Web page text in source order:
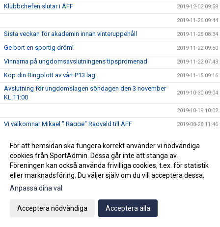
Klubbchefen slutar i ÄFF 2019-12-02 09:58
2019-11-26 09:44
Sista veckan för akademin innan vinteruppehåll 2019-11-25 08:34
Ge bort en sportig dröm! 2019-11-22 09:50
Vinnarna på ungdomsavslutningens tipspromenad 2019-11-22 07:43
Köp din Bingolott av vårt P13 lag 2019-11-15 09:16
Avslutning för ungdomslagen söndagen den 3 november
KL 11:00
2019-10-30 09:04
2019-10-19 10:02
Vi välkomnar Mikael " Ragge" Ragvald till ÄFF 2019-08-28 11:46
Sommarproffsläger 2019
Vinnare i 50/50 lotteriet 11/8 2019-08-14 10:21
ÄFF söker matchsekreterare 2019-08-14 10:18
Angående gårdagens match i P19-Allsvenskan
Kalle är på semester
För att hemsidan ska fungera korrekt använder vi nödvändiga
cookies från SportAdmin. Dessa går inte att stänga av.
Föreningen kan också använda frivilliga cookies, t.ex. för statistik
eller marknadsföring. Du väljer själv om du vill acceptera dessa.
Anpassa dina val
Acceptera nödvändiga Acceptera alla